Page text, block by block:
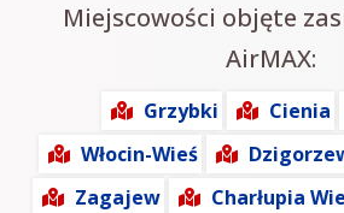
Miejscowości objęte
AirMAX:
Grzybki Cienia
Włocin-Wieś
Zagajew
Charłupia